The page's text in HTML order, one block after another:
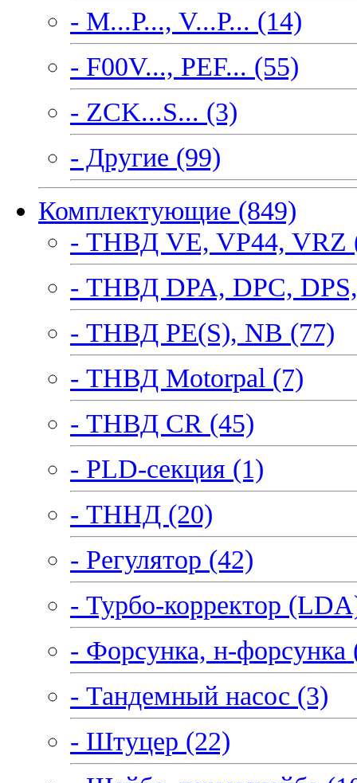
- M...P..., V...P... (14)
- F00V..., PEF... (55)
- ZCK...S... (3)
- Другие (99)
Комплектующие (849)
- ТНВД VE, VP44, VRZ
- ТНВД DPA, DPC,
- ТНВД PE(S), NB (77)
- ТНВД Motorpal (7)
- ТНВД CR (45)
- PLD-секция (1)
- ТННД (20)
- Регулятор (42)
- Турбо-корректор
- Форсунка, н-форсунка
- Тандемный насос (3)
- Штуцер (22)